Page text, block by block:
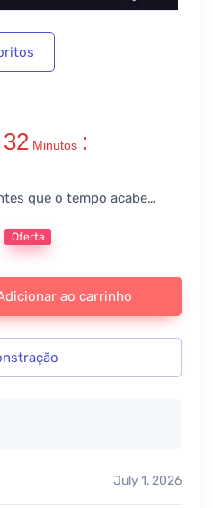
32 Minutos :
que o tempo acabe…
Oferta
Marketplace Plugin for
ao carrinho
July 1, 2026